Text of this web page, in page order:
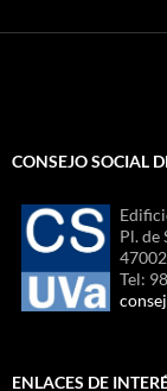
CONSEJO SOCIAL
Pl. de
Tel:
ENLACES DE